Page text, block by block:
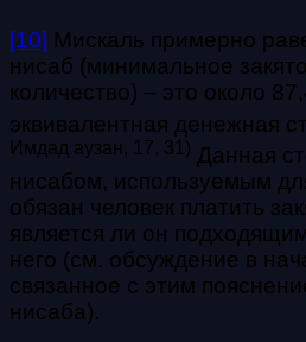
[10] Мискаль примерно
нисаб (минимальное
количество) – это около
эквивалентная денежная
Имдад аузан, 17, 31) Данная
нисабом, используемым
обязан человек платить
является ли он
него (см. обсуждение в
связанное с этим
нисаба).